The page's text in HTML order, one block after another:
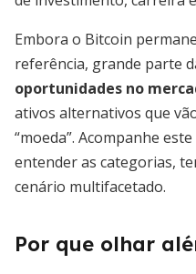
Embora o Bitcoin
referência, grande parte
oportunidades no
ativos alternativos que
“moeda”. Acompanhe
entender as categorias,
cenário multifacetado.
Por que olhar